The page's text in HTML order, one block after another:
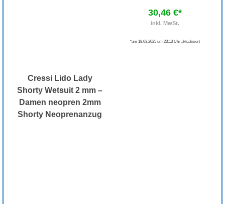
30,46 €*
inkl. MwSt.
*am 18.03.2025 um 23:13 Uhr aktualisiert
Cressi Lido Lady
Shorty Wetsuit 2 mm –
Damen neopren 2mm
Shorty Neoprenanzug